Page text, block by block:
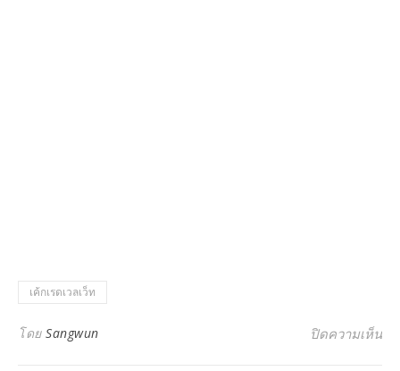
เค้กเรดเวลเว็ท
โดย Sangwun ปิดความเห็นบน